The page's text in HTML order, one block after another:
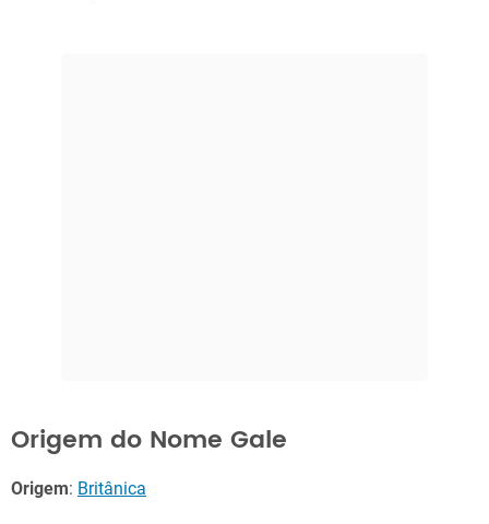
Origem do Nome Gale
Origem: Britânica